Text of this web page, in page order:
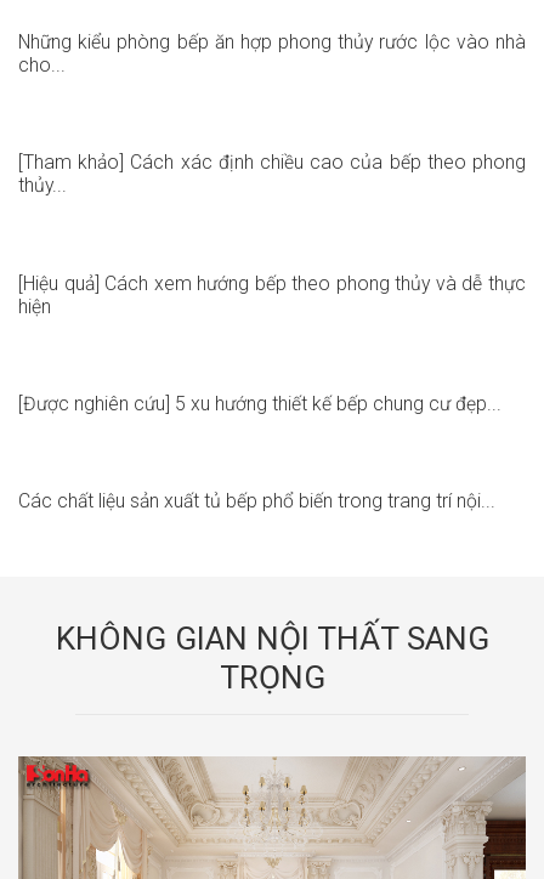
Những kiểu phòng bếp ăn hợp phong thủy rước lộc vào nhà
cho...
[Tham khảo] Cách xác định chiều cao của bếp theo phong
thủy...
[Hiệu quả] Cách xem hướng bếp theo phong thủy và dễ thực
hiện
[Được nghiên cứu] 5 xu hướng thiết kế bếp chung cư đẹp...
Các chất liệu sản xuất tủ bếp phổ biến trong trang trí nội...
KHÔNG GIAN NỘI THẤT SANG
TRỌNG